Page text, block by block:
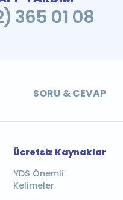
365 01 08
SORU & CEVAP
Ücretsiz Kaynaklar
YDS Önemli
Kelimeler